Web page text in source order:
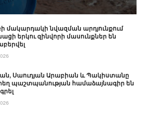
մակարդակի նվազման արդյունքում
երկու զինվորի մասունքներ են
Սաուդյան Արաբիան և Պակիստանը
պաշտպանության համաձայնագիր են